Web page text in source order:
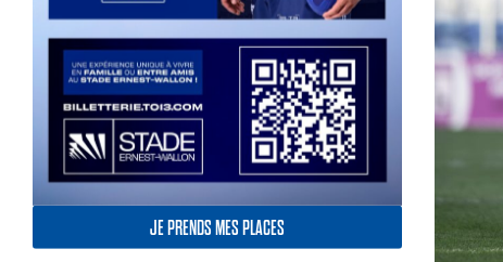
JE PRENDS MES PLACES